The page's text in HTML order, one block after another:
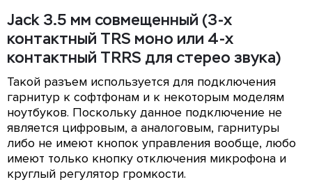
Jack 3.5 мм совмещенный (3-х
контактный TRS моно или 4-х
контактный TRRS для стерео звука)
Такой разъем используется для подключения
гарнитур к софтфонам и к некоторым моделям
ноутбуков. Поскольку данное подключение не
является цифровым, а аналоговым, гарнитуры
либо не имеют кнопок управления вообще, любо
имеют только кнопку отключения микрофона и
круглый регулятор громкости.